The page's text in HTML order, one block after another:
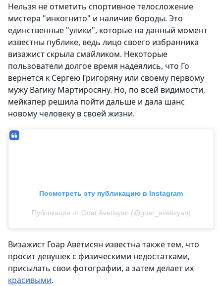
Нельзя не отметить спортивное телосложение
мистера "инкогнито" и наличие бороды. Это
единственные "улики", которые на данный момент
известны публике, ведь лицо своего избранника
визажист скрыла смайликом. Некоторые
пользователи долгое время надеялись, что Го
вернется к Сергею Григоряну или своему первому
мужу Вагику Мартиросяну. Но, по всей видимости,
мейкапер решила пойти дальше и дала шанс
новому человеку в своей жизни.
Посмотреть эту публикацию в Instagram
Публикация от Goar Avetisyan (@goar_avetisyan)
Визажист Гоар Аветисян известна также тем, что
просит девушек с физическими недостатками,
присылать свои фотографии, а затем делает их
красивыми.